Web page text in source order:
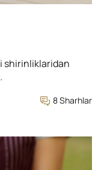
shirinliklaridan
8 Sharhlar